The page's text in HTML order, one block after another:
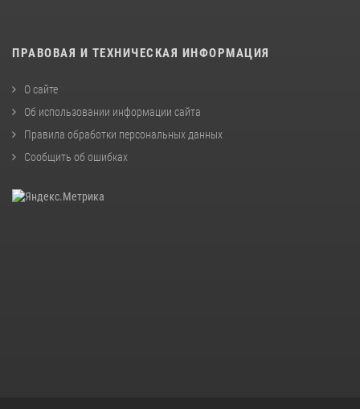
ПРАВОВАЯ И ТЕХНИЧЕСКАЯ ИНФОРМАЦИЯ
О сайте
Об использовании информации сайта
Правила обработки персональных данных
Сообщить об ошибках